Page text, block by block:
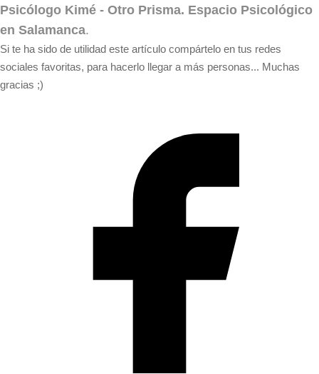
Psicólogo Kimé - Otro Prisma. Espacio Psicológico
en Salamanca.
Si te ha sido de utilidad este artículo compártelo en tus redes
sociales favoritas, para hacerlo llegar a más personas... Muchas
gracias ;)